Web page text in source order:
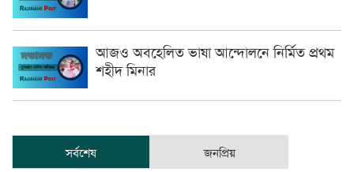
আজও অবহেলিত ভাষা আন্দোলনে নির্মিত প্রথম
শহীদ মিনার
সর্বশেষ জনপ্রিয়